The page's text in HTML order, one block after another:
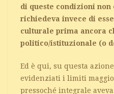
di queste condizioni non
richiedeva invece di
culturale prima ancora
politico/istituzionale (o
Ed è qui, su questa
evidenziati i limiti
pressoché integrale